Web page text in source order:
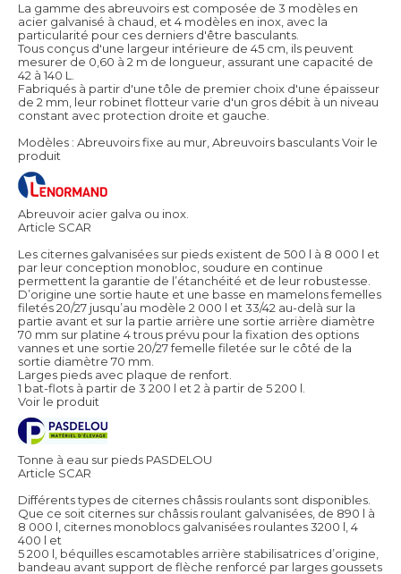
La gamme des abreuvoirs est composée de 3 modèles en
acier galvanisé à chaud, et 4 modèles en inox, avec la
particularité pour ces derniers d'être basculants.
Tous conçus d'une largeur intérieure de 45 cm, ils peuvent
mesurer de 0,60 à 2 m de longueur, assurant une capacité de
42 à 140 L.
Fabriqués à partir d'une tôle de premier choix d'une épaisseur
de 2 mm, leur robinet flotteur varie d'un gros débit à un niveau
constant avec protection droite et gauche.
Modèles : Abreuvoirs fixe au mur, Abreuvoirs basculantsVoir le
produit
Abreuvoir acier galva ou inox.
Article SCAR
Les citernes galvanisées sur pieds existent de 500 l à 8 000 l et
par leur conception monobloc, soudure en continue
permettent la garantie de l’étanchéité et de leur robustesse.
D’origine une sortie haute et une basse en mamelons femelles
filetés 20/27 jusqu’au modèle 2 000 l et 33/42 au-delà sur la
partie avant et sur la partie arrière une sortie arrière diamètre
70 mm sur platine 4 trous prévu pour la fixation des options
vannes et une sortie 20/27 femelle filetée sur le côté de la
sortie diamètre 70 mm.
Larges pieds avec plaque de renfort.
1 bat-flots à partir de 3 200 l et 2 à partir de 5 200 l.
Voir le produit
Tonne à eau sur pieds PASDELOU
Article SCAR
Différents types de citernes châssis roulants sont disponibles.
Que ce soit citernes sur châssis roulant galvanisées, de 890 l à
8 000 l, citernes monoblocs galvanisées roulantes 3200 l, 4
400 l et
5 200 l, béquilles escamotables arrière stabilisatrices d’origine,
bandeau avant support de flèche renforcé par larges goussets